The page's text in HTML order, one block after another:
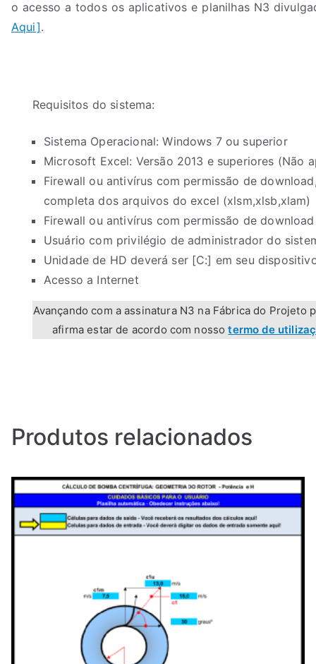
o acesso a todos os aplicativos e planilhas N3
Aqui].
Requisitos do sistema:
Sistema Operacional: Windows 7 ou superior
Microsoft Excel: Versão 2013 e superiores (Não
Firewall ou antivírus com permissão de
completa dos arquivos do excel (xlsm,xlsb,xlam)
Firewall ou antivírus com permissão de
Usuário com privilégio de administrador do
Unidade de HD deverá ser [C:] em seu
Acesso a Internet
Avançando com a assinatura N3 na Fábrica do Projeto
afirma estar de acordo com nossotermo de
Produtos relacionados